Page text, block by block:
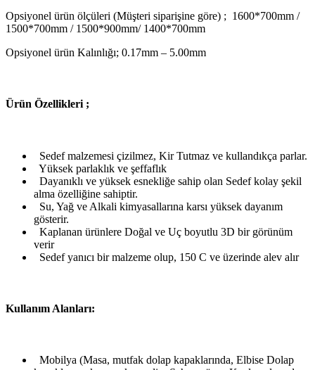
Opsiyonel ürün ölçüleri (Müşteri siparişine göre) ; 1600*700mm /
1500*700mm / 1500*900mm/ 1400*700mm
Opsiyonel ürün Kalınlığı; 0.17mm – 5.00mm
Ürün Özellikleri ;
Sedef malzemesi çizilmez, Kir Tutmaz ve kullandıkça parlar.
Yüksek parlaklık ve şeffaflık
Dayanıklı ve yüksek esnekliğe sahip olan Sedef kolay şekil
alma özelliğine sahiptir.
Su, Yağ ve Alkali kimyasallarına karsı yüksek dayanım
gösterir.
Kaplanan ürünlere Doğal ve Uç boyutlu 3D bir görünüm
verir
Sedef yanıcı bir malzeme olup, 150 C ve üzerinde alev alır
Kullanım Alanları:
Mobilya (Masa, mutfak dolap kapaklarında, Elbise Dolap